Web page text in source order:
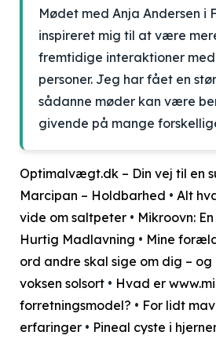
Mødet med Anja Andersen i
inspireret mig til at være
fremtidige interaktioner
personer. Jeg har fået en
sådanne møder kan være
givende på mange
Optimalvægt.dk – Din vej til en
Marcipan – Holdbarhed • Alt
vide om saltpeter • Mikroovn:
Hurtig Madlavning • Mine
ord andre skal sige om dig –
voksen solsort • Hvad er
forretningsmodel? • For lidt
erfaringer • Pineal cyste i